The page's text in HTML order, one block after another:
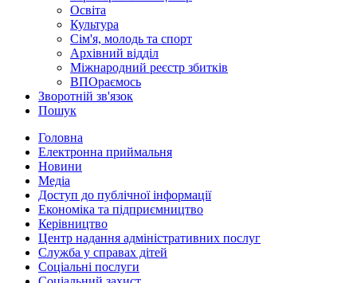
Освіта
Культура
Сім'я, молодь та спорт
Архівний відділ
Міжнародний реєстр збитків
ВПОраємось
Зворотній зв'язок
Пошук
Головна
Електронна приймальня
Новини
Медіа
Доступ до публічної інформації
Економіка та підприємництво
Керівництво
Центр надання адміністративних послуг
Служба у справах дітей
Соціальні послуги